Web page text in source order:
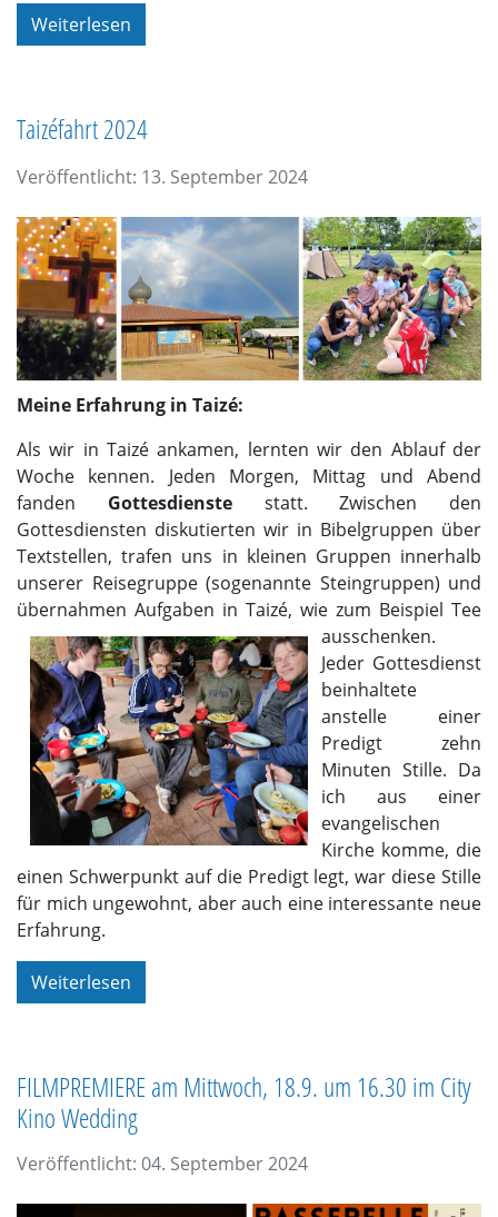
Weiterlesen
Taizéfahrt 2024
Veröffentlicht: 13. September 2024
Meine Erfahrung in Taizé:
Als wir in Taizé ankamen, lernten wir den Ablauf der
Woche kennen. Jeden Morgen, Mittag und Abend
fanden Gottesdienstestatt. Zwischen den
Gottesdiensten diskutierten wir in Bibelgruppen über
Textstellen, trafen uns in kleinen Gruppen innerhalb
unserer Reisegruppe (sogenannte Steingruppen) und
übernahmen Aufgaben in Taizé, wie zum Beispiel Tee
ausschenken.
Jeder Gottesdienst
beinhaltete
anstelle einer
Predigt zehn
Minuten Stille. Da
ich aus einer
evangelischen
Kirche komme, die
einen Schwerpunkt auf die Predigt legt, war diese Stille
für mich ungewohnt, aber auch eine interessante neue
Erfahrung.
Weiterlesen
FILMPREMIERE am Mittwoch, 18.9. um 16.30 im City
Kino Wedding
Veröffentlicht: 04. September 2024